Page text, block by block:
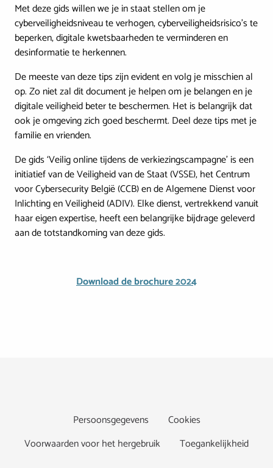
Met deze gids willen we je in staat stellen om je
cyberveiligheidsniveau te verhogen, cyberveiligheidsrisico’s te
beperken, digitale kwetsbaarheden te verminderen en
desinformatie te herkennen.
De meeste van deze tips zijn evident en volg je misschien al
op. Zo niet zal dit document je helpen om je belangen en je
digitale veiligheid beter te beschermen. Het is belangrijk dat
ook je omgeving zich goed beschermt. Deel deze tips met je
familie en vrienden.
De gids ‘Veilig online tijdens de verkiezingscampagne’ is een
initiatief van de Veiligheid van de Staat (VSSE), het Centrum
voor Cybersecurity België (CCB) en de Algemene Dienst voor
Inlichting en Veiligheid (ADIV). Elke dienst, vertrekkend vanuit
haar eigen expertise, heeft een belangrijke bijdrage geleverd
aan de totstandkoming van deze gids.
Download de brochure 2024
Persoonsgegevens
Cookies
Voorwaarden voor het hergebruik
Toegankelijkheid